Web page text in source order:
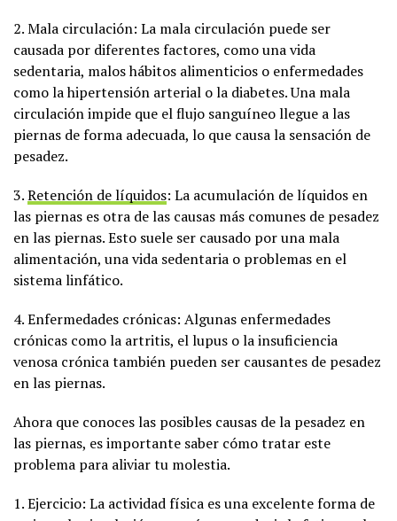
2. Mala circulación: La mala circulación puede ser
causada por diferentes factores, como una vida
sedentaria, malos hábitos alimenticios o enfermedades
como la hipertensión arterial o la diabetes. Una mala
circulación impide que el flujo sanguíneo llegue a las
piernas de forma adecuada, lo que causa la sensación de
pesadez.
3.Retención de líquidos: La acumulación de líquidos en
las piernas es otra de las causas más comunes de pesadez
en las piernas. Esto suele ser causado por una mala
alimentación, una vida sedentaria o problemas en el
sistema linfático.
4. Enfermedades crónicas: Algunas enfermedades
crónicas como la artritis, el lupus o la insuficiencia
venosa crónica también pueden ser causantes de pesadez
en las piernas.
Ahora que conoces las posibles causas de la pesadez en
las piernas, es importante saber cómo tratar este
problema para aliviar tu molestia.
1. Ejercicio: La actividad física es una excelente forma de